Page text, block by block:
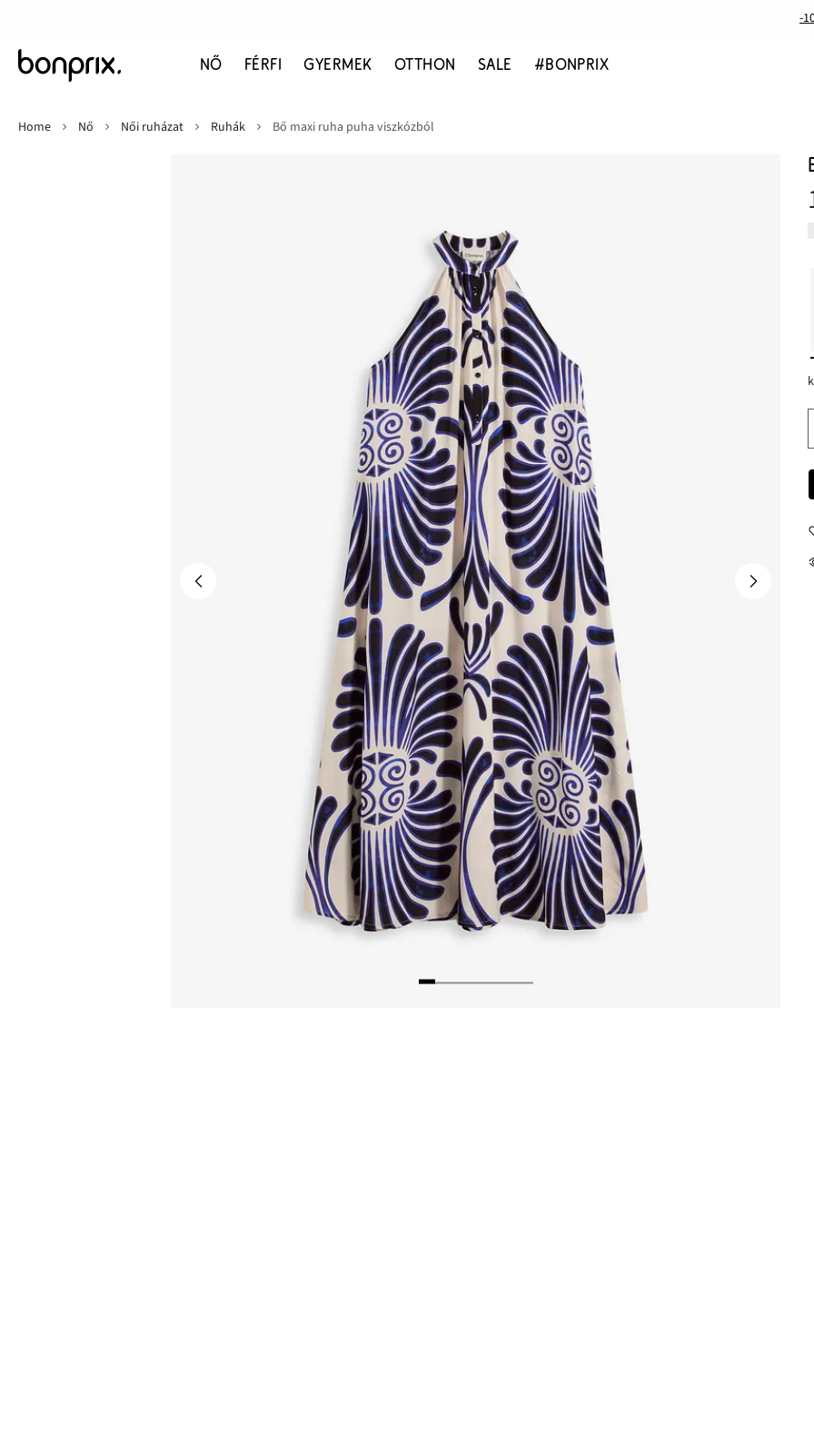
-
NŐ FÉRFI GYERMEK OTTHON SALE #BONPRIX
Home
Nő Női ruházat Ruhák Bő maxi ruha puha viszkózból